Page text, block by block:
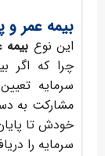
بیمه عمرو
این نوع بیمه
چرا که اگر
سرمایه
مشارکت به
خودش تا
سرمایه را